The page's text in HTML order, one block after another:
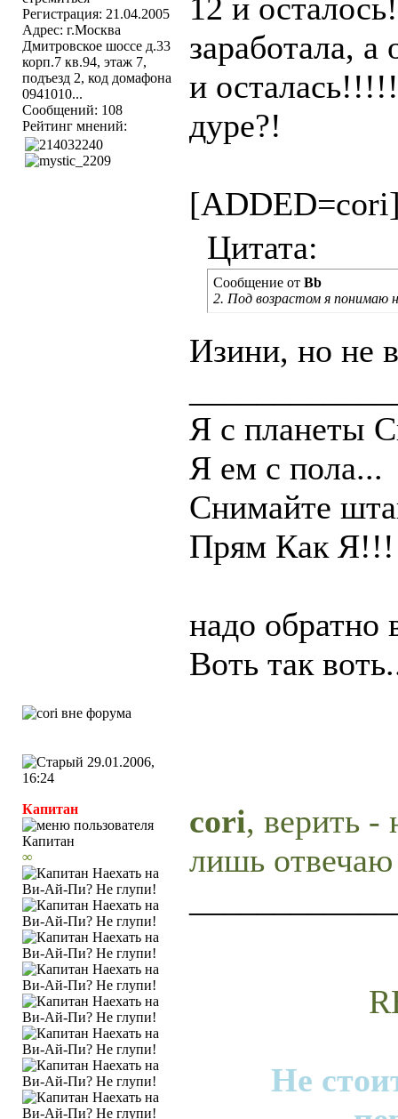
Регистрация: 21.04.2005
Адрес: г.Москва
Дмитровское шоссе д.33
корп.7 кв.94, этаж 7,
подъезд 2, код домафона
0941010...
Сообщений: 108
Рейтинг мнений:
12 и
заработала, а
и
дуре?!
Цитата:
Сообщение от Bb
2. Под возрастом я понимаю
Изини, но не
Я с планеты
Я ем с пола...
Снимайте
Прям Как Я!!!
надо обратно
Воть так
29.01.2006,
16:24
Капитан
∞
cori, верить -
лишь
Не